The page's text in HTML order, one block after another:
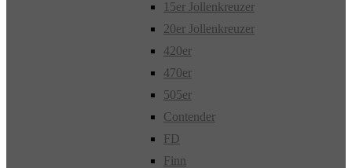
15er Jollenkreuzer
20er Jollenkreuzer
420er
470er
505er
Contender
FD
Finn